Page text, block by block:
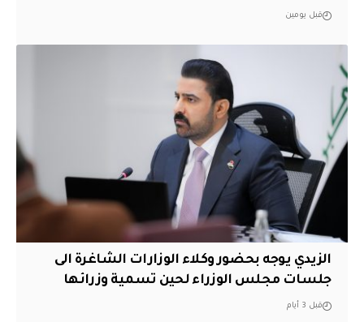
قبل يومين
الزيدي يوجه بحضور وكلاء الوزارات الشاغرة الى
جلسات مجلس الوزراء لحين تسمية وزرائها
قبل 3 أيام